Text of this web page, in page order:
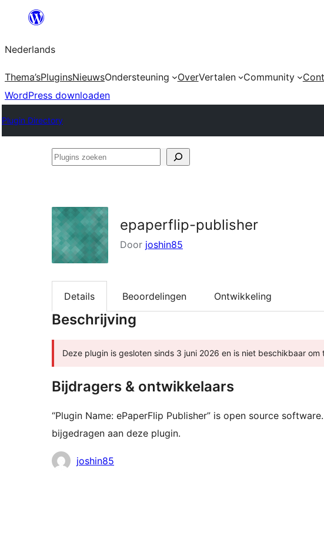
de
inhoud
Nederlands
Thema’sPluginsNieuwsOndersteuning OverVertalen Community
WordPress downloaden
Plugin Directory
Plugins
epaperflip-publisher
Door joshin85
Details Beoordelingen Ontwikkeling
Beschrijving
Deze plugin is gesloten sinds 3 juni 2026 en is niet beschikbaar
Bijdragers & ontwikkelaars
“Plugin Name: ePaperFlip Publisher” is open source
bijgedragen aan deze plugin.
Bijdragersjoshin85